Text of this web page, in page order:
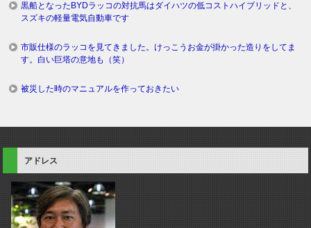
黒船となったBYDラッコの対抗馬はダイハツの低コストハイブリッドと、
スズキの軽量電気自動車です
市販仕様のラッコを見てきました。けっこうお金が掛かった造りをしてま
す。白い巨塔の意地も（笑）
被災した時のマニュアルを作っておきたい
アドレス